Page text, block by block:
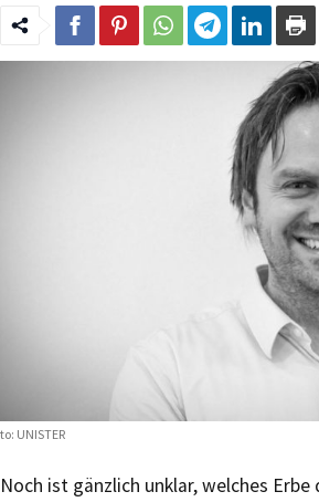
UNISTER
Noch ist gänzlich unklar, welches Erbe